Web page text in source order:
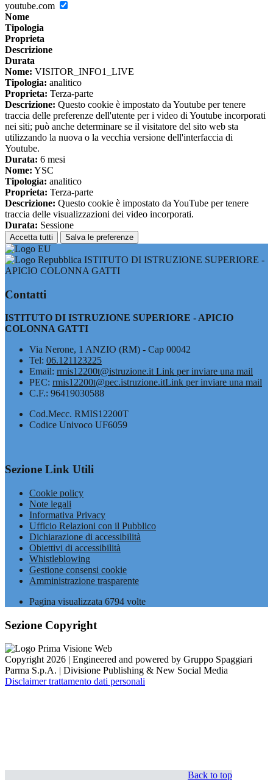
youtube.com
Nome
Tipologia
Proprieta
Descrizione
Durata
Nome: VISITOR_INFO1_LIVE
Tipologia: analitico
Proprieta: Terza-parte
Descrizione: Questo cookie è impostato da Youtube per tenere
traccia delle preferenze dell'utente per i video di Youtube incorporati
nei siti; può anche determinare se il visitatore del sito web sta
utilizzando la nuova o la vecchia versione dell'interfaccia di
Youtube.
Durata: 6 mesi
Nome: YSC
Tipologia: analitico
Proprieta: Terza-parte
Descrizione: Questo cookie è impostato da YouTube per tenere
traccia delle visualizzazioni dei video incorporati.
Durata: Sessione
Accetta tutti Salva le preferenze
ISTITUTO DI ISTRUZIONE SUPERIORE -
APICIO COLONNA GATTI
Contatti
ISTITUTO DI ISTRUZIONE SUPERIORE - APICIO
COLONNA GATTI
Via Nerone, 1 ANZIO (RM) - Cap 00042
Tel: 06.121123225
Email: rmis12200t@istruzione.itLink per inviare una mail
PEC: rmis12200t@pec.istruzione.itLink per inviare una mail
C.F.: 96419030588
Cod.Mecc. RMIS12200T
Codice Univoco UF6059
Sezione Link Utili
Cookie policy
Note legali
Informativa Privacy
Ufficio Relazioni con il Pubblico
Dichiarazione di accessibilità
Obiettivi di accessibilità
Whistleblowing
Gestione consensi cookie
Amministrazione trasparente
Pagina visualizzata 6794 volte
Sezione Copyright
Copyright 2026 | Engineered and powered by Gruppo Spaggiari
Parma S.p.A. | Divisione Publishing & New Social Media
Disclaimer trattamento dati personali
Back to top